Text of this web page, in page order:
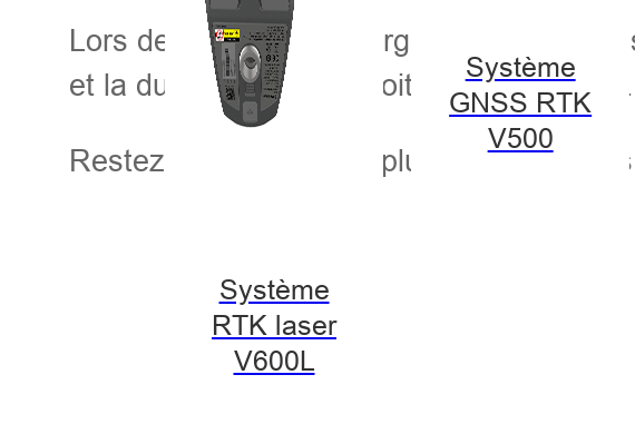
Système
RTK laser
V600L
Système
GNSS RTK
V500
Lors de ce salon, Hi-Target présentera
et la durabilité des exploitations
Restez à l'écoute pour plus